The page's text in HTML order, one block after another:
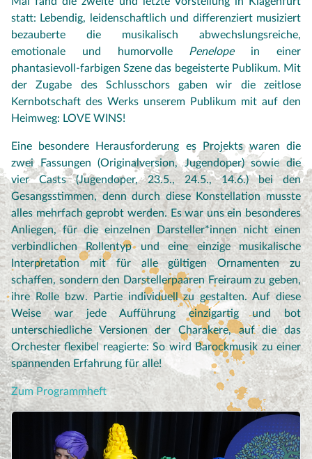
statt: Lebendig, leidenschaftlich und differenziert musiziert
bezauberte die musikalisch abwechslungsreiche,
emotionale und humorvolle Penelope in einer
phantasievoll-farbigen Szene das begeisterte Publikum. Mit
der Zugabe des Schlusschors gaben wir die zeitlose
Kernbotschaft des Werks unserem Publikum mit auf den
Heimweg: LOVE WINS!
Eine besondere Herausforderung es Projekts waren die
zwei Fassungen (Originalversion, Jugendoper) sowie die
vier Casts (Jugendoper, 23.5., 24.5., 14.6.) bei den
Gesangsstimmen, denn durch diese Konstellation musste
alles mehrfach geprobt werden. Es war uns ein besonderes
Anliegen, für die einzelnen Darsteller*innen nicht einen
verbindlichen Rollentyp und eine einzige musikalische
Interpretation mit für alle gültigen Ornamenten zu
schaffen, sondern den Darstellerpaaren Freiraum zu geben,
ihre Rolle bzw. Partie individuell zu gestalten. Auf diese
Weise war jede Aufführung einzigartig und bot
unterschiedliche Versionen der Charakere, auf die das
Orchester flexibel reagierte: So wird Barockmusik zu einer
spannenden Erfahrung für alle!
Zum Programmheft